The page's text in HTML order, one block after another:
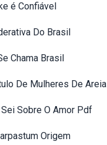
é Confiável
Do Brasil
Chama Brasil
De Mulheres De Areia
Sei Sobre O Amor Pdf
Origem